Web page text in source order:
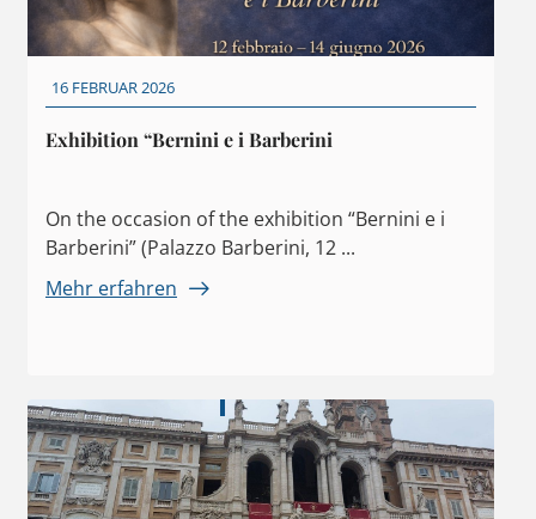
16 FEBRUAR 2026
Exhibition “Bernini e i Barberini
On the occasion of the exhibition “Bernini e i
Barberini” (Palazzo Barberini, 12 ...
Mehr erfahren